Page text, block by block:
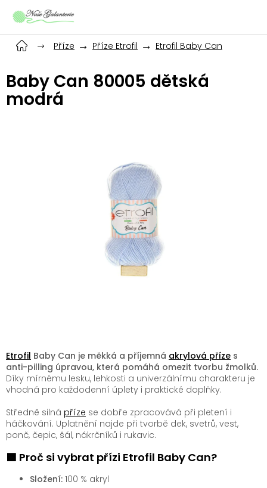
Příze
Příze Etrofil Etrofil Baby Can
Baby Can 80005 dětská
modrá
Etrofil Baby Can je měkká a příjemná akrylová příze s
anti-pilling úpravou, která pomáhá omezit tvorbu žmolků.
Díky mírnému lesku, lehkosti a univerzálnímu charakteru je
vhodná pro každodenní úplety i praktické doplňky.
Středně silná příze se dobře zpracovává při pletení i
háčkování. Uplatnění najde při tvorbě dek, svetrů, vest,
ponč, čepic, šál, nákrčníků i rukavic.
🟩 Proč si vybrat přízi Etrofil Baby Can?
Složení: 100 % akryl